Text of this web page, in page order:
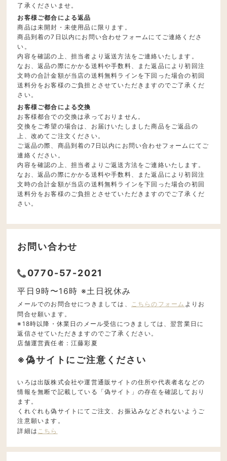
了承くださいませ。
お客様ご都合による返品
商品は未開封・未使用品に限ります。
商品到着の7日以内にお問い合わせフォームにてご連絡くださ
い。
内容を確認の上、担当者より返送方法をご連絡いたします。
なお、返品の際にかかる送料や手数料、また返品により初回注
文時の合計金額が当店の送料無料ラインを下回った場合の初回
送料分をお客様のご負担とさせていただきますのでご了承くだ
さい。
お客様ご都合による交換
お客様都合での交換は承っておりません。
交換をご希望の場合は、お届けいたしました商品をご返品の
上、改めてご注文ください。
ご返品の際、商品到着の7日以内にお問い合わせフォームにてご
連絡ください。
内容を確認の上、担当者よりご返送方法をご連絡いたします。
なお、返品の際にかかる送料や手数料、また返品により初回注
文時の合計金額が当店の送料無料ラインを下回った場合の初回
送料分をお客様のご負担とさせていただきますのでご了承くだ
さい。
お問い合わせ
0770-57-2021
平日9時〜16時 ※土日祝休み
メールでのお問合せにつきましては、 こちらのフォーム よりお
問合せ願います。
※18時以降・休業日のメール受信につきましては、翌営業日に
返信させていただきますのでご了承ください。
店舗運営責任者：江藤彩夏
※偽サイトにご注意ください
いろは出版株式会社や運営通販サイトの住所や代表者名などの
情報を無断で記載している「偽サイト」の存在を確認しており
ます。
くれぐれも偽サイトにてご注文、お振込みなどされないようご
注意願います。
詳細は こちら